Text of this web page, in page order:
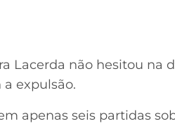
Lacerda não hesitou na
expulsão.
apenas seis partidas